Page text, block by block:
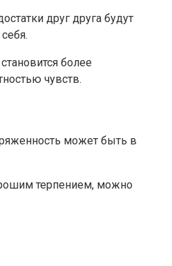
друг друга будут
более
чувств.
может быть в
терпением, можно